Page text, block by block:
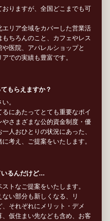
りますが、全国どこまでも可
リア全域をカバーした営業活
ちろんのこと、カフェやレス
医院、アパレルショップと
での実績も豊富です。
もらえますか？
。
にあたってとても重要なポイ
さまざまな公的資金制度・優
人おひとりの状況にあった、
考え、ご提案をいたします。
るんだけど...
トなご提案をいたします。
い部分も新しくなる、リ
それぞれにメリット・デメ
仮住まい先なども含め、お客